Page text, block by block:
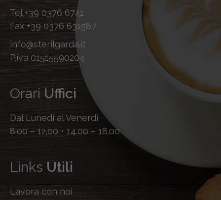
Tel +39 0376 6741
Fax +39 0376 631587
info@sterilgarda.it
P.iva 01515590204
Orari Uffici
Dal Lunedì al Venerdì
8.00 – 12.00 • 14.00 – 18.00
Links Utili
Lavora con noi